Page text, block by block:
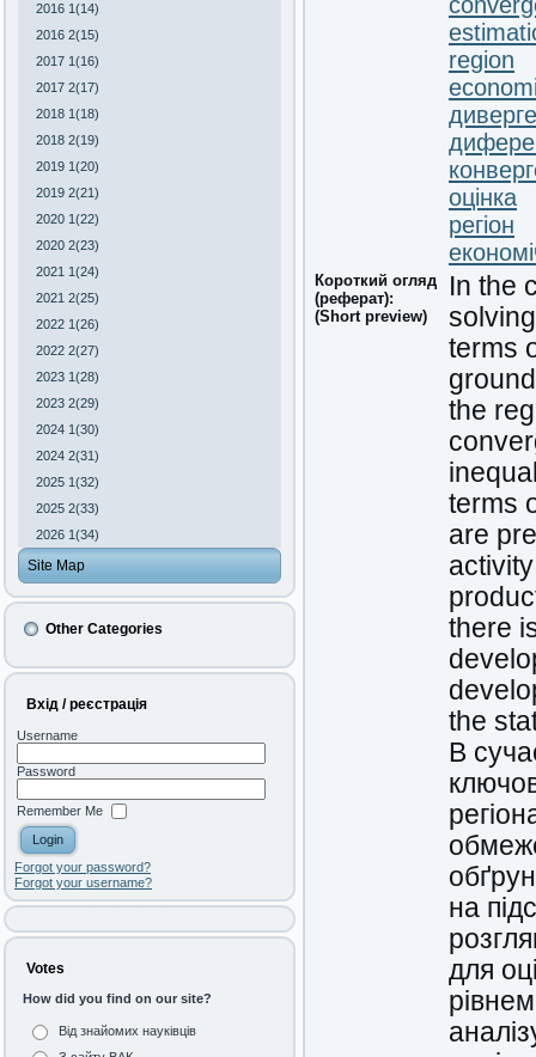
2016 1(14)
2016 2(15)
2017 1(16)
2017 2(17)
2018 1(18)
2018 2(19)
2019 1(20)
2019 2(21)
2020 1(22)
2020 2(23)
2021 1(24)
2021 2(25)
2022 1(26)
2022 2(27)
2023 1(28)
2023 2(29)
2024 1(30)
2024 2(31)
2025 1(32)
2025 2(33)
2026 1(34)
Site Map
Other Categories
Вхід / реєстрація
Username
Password
Remember Me
Forgot your password?
Forgot your username?
Votes
How did you find on our site?
Від знайомих науківців
region
оцінка
регіон
Короткий огляд
(реферат):
(Short preview)
In the
terms
the
terms
are
there
the
В
на
для